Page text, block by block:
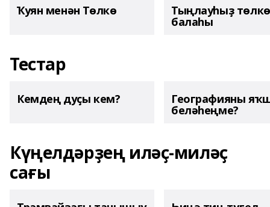
Ҡуян менән Төлкө Тыңлауһыҙ төлкө
балаһы
Тестар
Кемдең дуҫы кем? Географияны
беләһеңме?
Күңелдәрҙең иләҫ-миләҫ
сағы